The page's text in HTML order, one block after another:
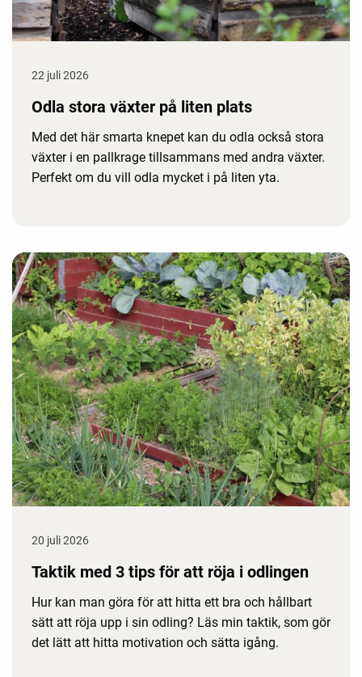
22 juli 2026
Odla stora växter på liten plats
Med det här smarta knepet kan du odla också stora
växter i en pallkrage tillsammans med andra växter.
Perfekt om du vill odla mycket i på liten yta.
20 juli 2026
Taktik med 3 tips för att röja i odlingen
Hur kan man göra för att hitta ett bra och hållbart
sätt att röja upp i sin odling? Läs min taktik, som gör
det lätt att hitta motivation och sätta igång.